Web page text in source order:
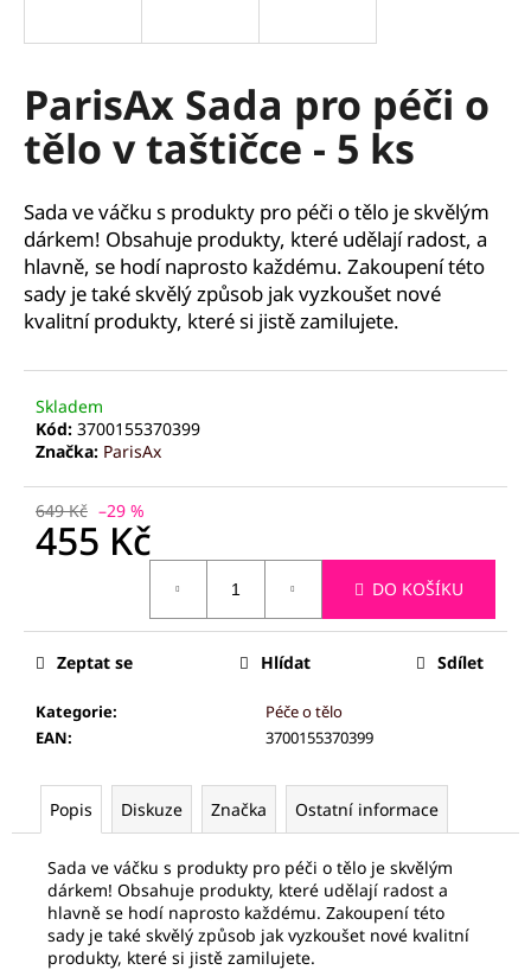
ParisAx Sada pro péči o
tělo v taštičce - 5 ks
Sada ve váčku s produkty pro péči o tělo je skvělým
dárkem! Obsahuje produkty, které udělají radost, a
hlavně, se hodí naprosto každému. Zakoupení této
sady je také skvělý způsob jak vyzkoušet nové
kvalitní produkty, které si jistě zamilujete.
Skladem
Kód: 3700155370399
Značka: ParisAx
649 Kč –29 %
455 Kč
DO KOŠÍKU
Kategorie:
Péče o tělo
EAN: 3700155370399
Zeptat se Hlídat Sdílet
Popis Diskuze Značka Ostatní informace
Sada ve váčku s produkty pro péči o tělo je skvělým
dárkem! Obsahuje produkty, které udělají radost a
hlavně se hodí naprosto každému. Zakoupení této
sady je také skvělý způsob jak vyzkoušet nové kvalitní
produkty, které si jistě zamilujete.
í
t
?
HLEDAT
D
o
p
o
r
u
m
e
PALSAR7
KS
175